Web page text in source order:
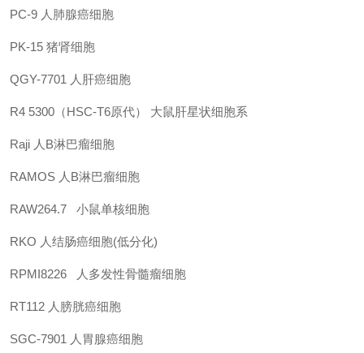
PC-9 人肺腺癌细胞
PK-15 猪肾细胞
QGY-7701 人肝癌细胞
R4 5300（HSC-T6原代） 大鼠肝星状细胞系
Raji 人B淋巴瘤细胞
RAMOS 人B淋巴瘤细胞
RAW264.7 小鼠单核细胞
RKO 人结肠癌细胞(低分化)
RPMI8226 人多发性骨髓瘤细胞
RT112 人膀胱癌细胞
SGC-7901 人胃腺癌细胞